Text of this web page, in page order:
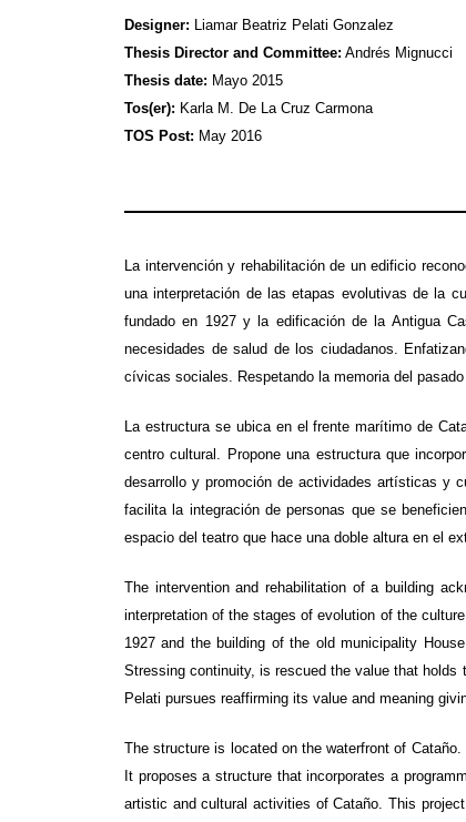
Designer: Liamar Beatriz Pelati Gonzalez
Thesis Director and Committee: Andrés Mignucci
Thesis date: Mayo 2015
Tos(er): Karla M. De La Cruz Carmona
TOS Post: May 2016
La intervención y rehabilitación de un edificio
una interpretación de las etapas evolutivas de la
fundado en 1927 y la edificación de la Antigua
necesidades de salud de los ciudadanos.
cívicas sociales. Respetando la memoria del
La estructura se ubica en el frente marítimo de
centro cultural. Propone una estructura que
desarrollo y promoción de actividades artísticas y
facilita la integración de personas que se
espacio del teatro que hace una doble altura en el
The intervention and rehabilitation of a building
interpretation of the stages of evolution of the
1927 and the building of the old municipality
Stressing continuity, is rescued the value that
Pelati pursues reaffirming its value and meaning
The structure is located on the waterfront of
It proposes a structure that incorporates a
artistic and cultural activities of Cataño. This